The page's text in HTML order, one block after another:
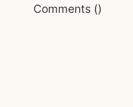
Comments ()